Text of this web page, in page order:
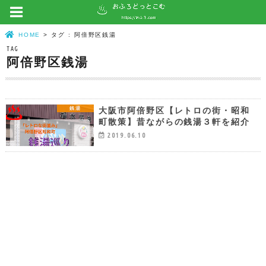
HOME タグ : 阿倍野区銭湯
TAG
阿倍野区銭湯
銭湯
大阪市阿倍野区【レトロの街・昭和
町散策】昔ながらの銭湯３軒を紹介
2019.06.10